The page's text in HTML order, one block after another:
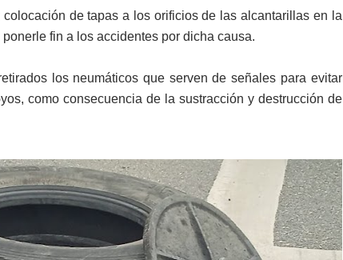
de tapas a los orificios de las alcantarillas en la
fin a los accidentes por dicha causa.
los neumáticos que serven de señales para evitar
como consecuencia de la sustracción y destrucción de